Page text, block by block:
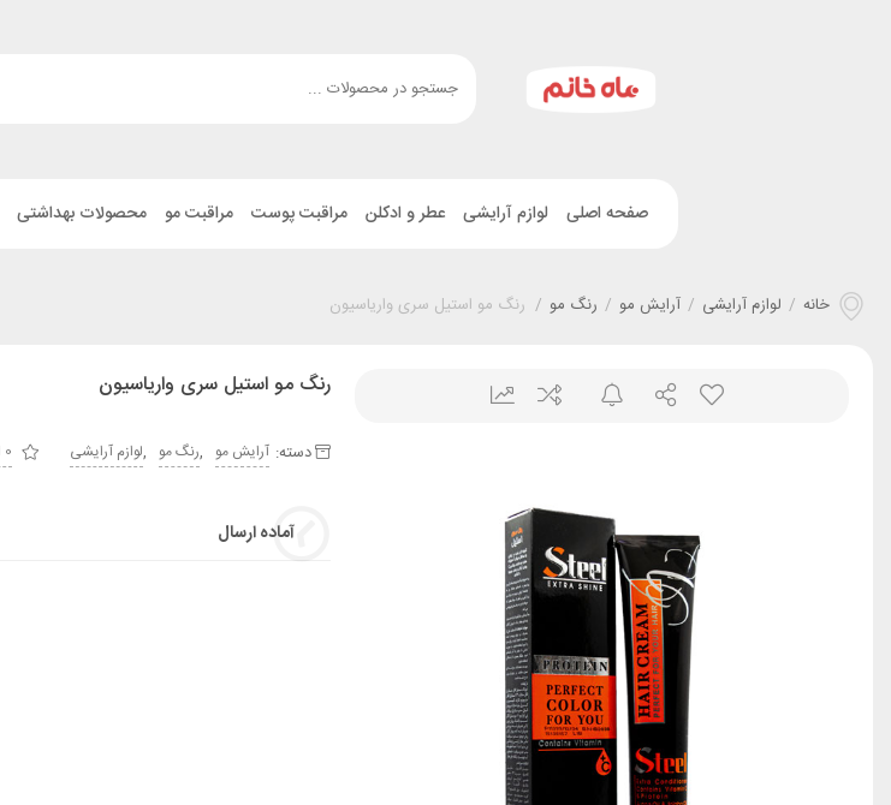
صفحه اصلی لوازم آرایشی عطر و ادکلن مراقبت پوست مراقبت مو محصولات بهداشتی
خانه / لوازم آرایشی / آرایش مو / رنگ مو / رنگ مو استیل سری واریاسیون
رنگ مو استیل سری واریاسیون
دسته: آرایش مو ,رنگ مو ,لوازم آرایشی 0 از 5
آماده ارسال